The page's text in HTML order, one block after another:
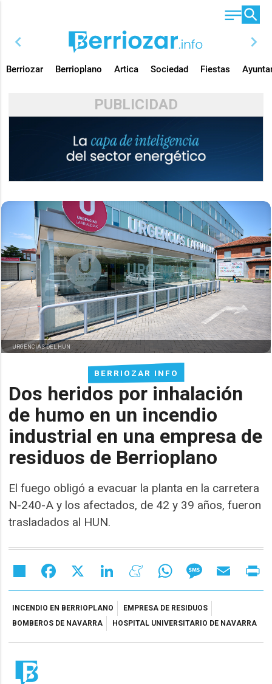
chevron_left chevron_right
Berriozar Berrioplano Artica Sociedad Fiestas
PUBLICIDAD
BERRIOZAR INFO
Dos heridos por inhalación
de humo en un incendio
industrial en una empresa de
residuos de Berrioplano
El fuego obligó a evacuar la planta en la carretera
N-240-A y los afectados, de 42 y 39 años, fueron
trasladados al HUN.
URGENCIAS DEL HUN
Share Facebook LinkedIn MeneameWhatsAppMessageEmail
INCENDIO EN BERRIOPLANO
EMPRESA DE RESIDUOS
BOMBEROS DE NAVARRA
HOSPITAL UNIVERSITARIO DE NAVARRA